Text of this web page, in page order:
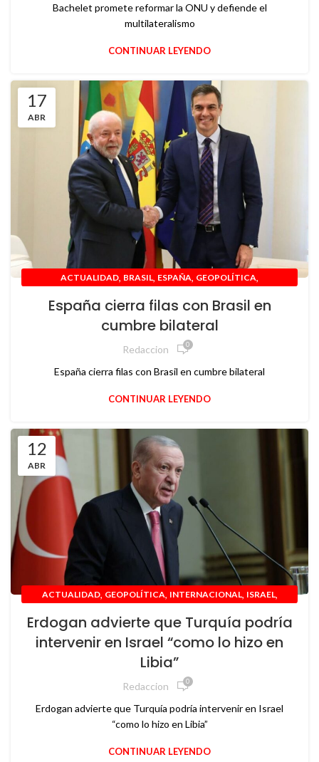
Bachelet promete reformar la ONU y defiende el
multilateralismo
CONTINUAR LEYENDO
17
ABR
ACTUALIDAD, BRASIL, ESPAÑA, GEOPOLÍTICA,
España cierra filas con Brasil en
cumbre bilateral
Redaccion 0
España cierra filas con Brasil en cumbre bilateral
CONTINUAR LEYENDO
12
ABR
ACTUALIDAD, GEOPOLÍTICA, INTERNACIONAL, ISRAEL,
Erdogan advierte que Turquía podría
intervenir en Israel “como lo hizo en
Libia”
Redaccion 0
Erdogan advierte que Turquía podría intervenir en Israel
“como lo hizo en Libia”
CONTINUAR LEYENDO